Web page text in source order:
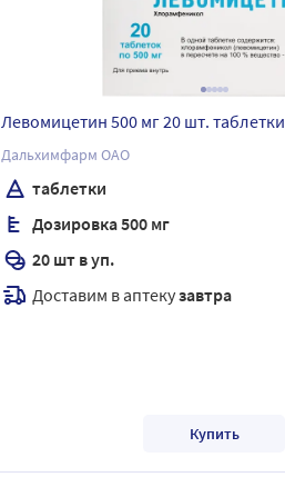
Левомицетин 500 мг 20 шт. таблетки
Дальхимфарм ОАО
таблетки
Дозировка 500 мг
20 шт в уп.
Доставим в аптекузавтра
Купить